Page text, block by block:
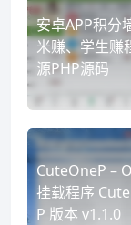
安卓APP积分
米赚、学生赚
源PHP源码
CuteOneP –
挂载程序
P 版本 v1.1.0